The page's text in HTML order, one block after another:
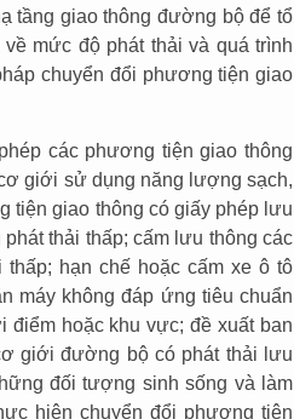
tầng giao thông đường bộ để tổ
mức độ phát thải và quá trình
chuyển đổi phương tiện giao
các phương tiện giao thông
giới sử dụng năng lượng sạch,
tiện giao thông có giấy phép lưu
thải thấp; cấm lưu thông các
hạn chế hoặc cấm xe ô tô
máy không đáp ứng tiêu chuẩn
điểm hoặc khu vực; đề xuất ban
giới đường bộ có phát thải lưu
đối tượng sinh sống và làm
hiện chuyển đổi phương tiện